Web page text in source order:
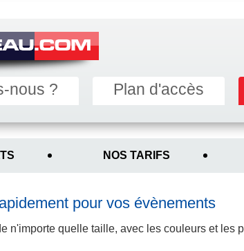
nous ? Plan d'accès
NOS TARIFS
pour vos évènements
n'importe quelle taille, avec les couleurs et les